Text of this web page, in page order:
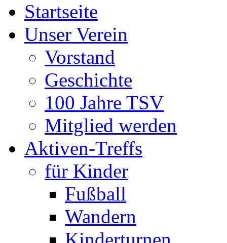
Startseite
Unser Verein
Vorstand
Geschichte
100 Jahre TSV
Mitglied werden
Aktiven-Treffs
für Kinder
Fußball
Wandern